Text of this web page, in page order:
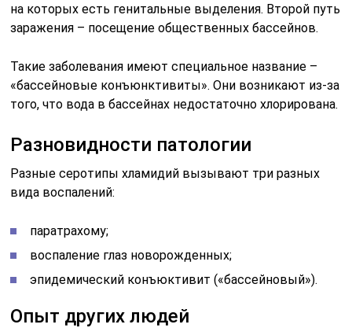
на которых есть генитальные выделения. Второй путь
заражения – посещение общественных бассейнов.
Такие заболевания имеют специальное название –
«бассейновые конъюнктивиты». Они возникают из-за
того, что вода в бассейнах недостаточно хлорирована.
Разновидности патологии
Разные серотипы хламидий вызывают три разных
вида воспалений:
паратрахому;
воспаление глаз новорожденных;
эпидемический конъюктивит («бассейновый»).
Опыт других людей